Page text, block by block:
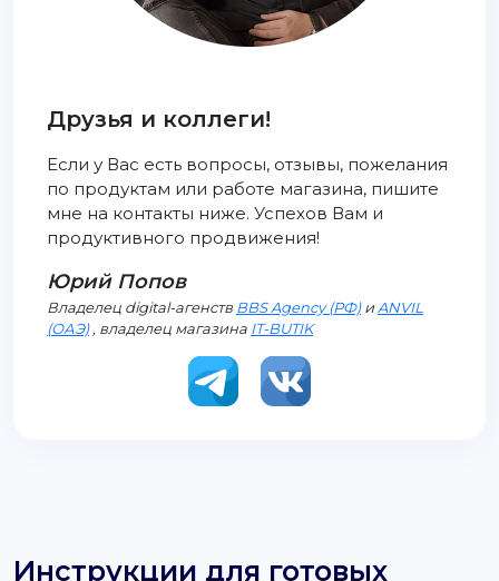
Друзья и коллеги!
Если у Вас есть вопросы, отзывы, пожелания
по продуктам или работе магазина, пишите
мне на контакты ниже. Успехов Вам и
продуктивного продвижения!
Юрий Попов
Владелец digital-агенств BBS Agency (РФ)иANVIL
(ОАЭ), владелец магазина IT-BUTIK
Инструкции для готовых